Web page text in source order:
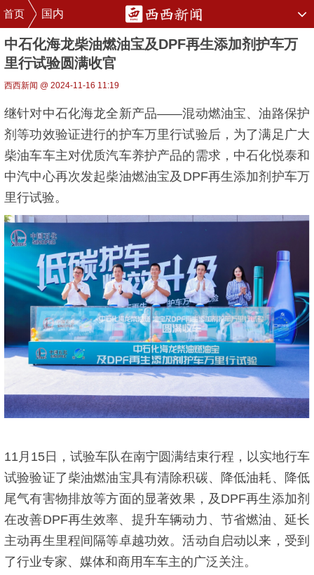
首页 国内
中石化海龙柴油燃油宝及DPF再生添加剂护车万
里行试验圆满收官
西西新闻 @ 2024-11-16 11:19
继针对中石化海龙全新产品——混动燃油宝、油路保护
剂等功效验证进行的护车万里行试验后，为了满足广大
柴油车车主对优质汽车养护产品的需求，中石化悦泰和
中汽中心再次发起柴油燃油宝及DPF再生添加剂护车万
里行试验。
11月15日，试验车队在南宁圆满结束行程，以实地行车
试验验证了柴油燃油宝具有清除积碳、降低油耗、降低
尾气有害物排放等方面的显著效果，及DPF再生添加剂
在改善DPF再生效率、提升车辆动力、节省燃油、延长
主动再生里程间隔等卓越功效。活动自启动以来，受到
了行业专家、媒体和商用车车主的广泛关注。